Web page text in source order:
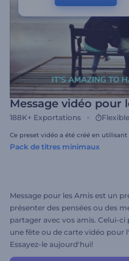
Message vidéo pour
188K+ Exportations Flexible
Ce preset vidéo a été créé en utilisant
Pack de titres minimaux
Message pour les Amis est un
présenter des pensées ou des
partager avec vos amis. Celui-
une fête ou de carte vidéo pour
Essayez-le aujourd'hui!